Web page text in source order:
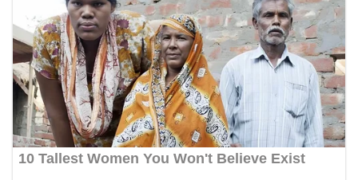
diharapkan dapat semakin mempererat
hubungan kemitraan antara Polri dan
masyarakat, sekaligus membangun kesadaran
kolektif warga akan pentingnya menjaga
keamanan, ketertiban, dan kekompakan
lingkungan, khususnya dalam menyambut
momentum bersejarah HUT Kemerdekaan
Republik Indonesia.‎Kegiatan sambang ini
rencananya akan terus dilaksanakan secara rutin
oleh Bhabinkamtibmas di wilayah Kelurahan